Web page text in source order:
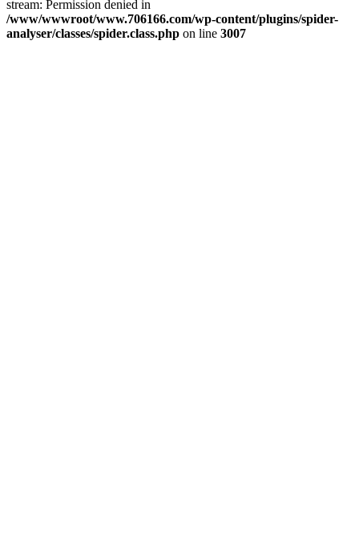
stream: Permission denied in
/www/wwwroot/www.706166.com/wp-content/plugins/spider-
analyser/classes/spider.class.php on line 3007